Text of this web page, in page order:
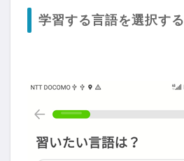
学習する言語を選択する